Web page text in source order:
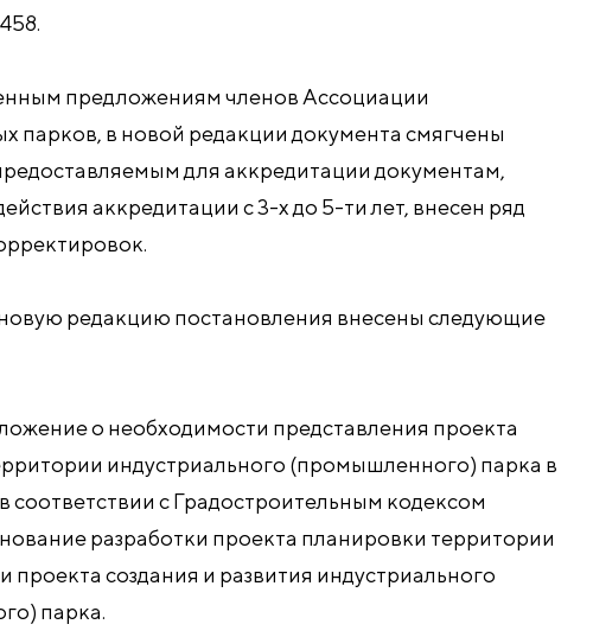
предложениям членов Ассоциации
парков, в новой редакции документа смягчены
для аккредитации документам,
аккредитации с 3-х до 5-ти лет, внесен ряд
новую редакцию постановления внесены следующие
о необходимости представления проекта
индустриального (промышленного) парка в
соответствии с Градостроительным кодексом
разработки проекта планировки территории
проекта создания и развития индустриального
парка.